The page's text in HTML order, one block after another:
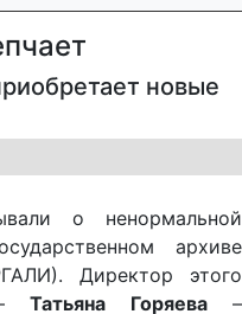
новые
о ненормальной
архиве
Директор этого
–Татьяна Горяева–